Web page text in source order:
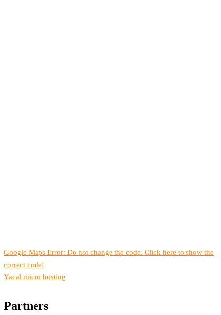
Google Maps Error: Do not change the code. Click here to show the
correct code!
Yacal micro hosting
Partners